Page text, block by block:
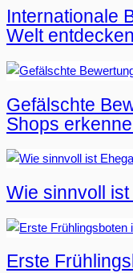
Internationale
Welt entdecken
Gefälschte
Shops
Wie sinnvoll
Erste